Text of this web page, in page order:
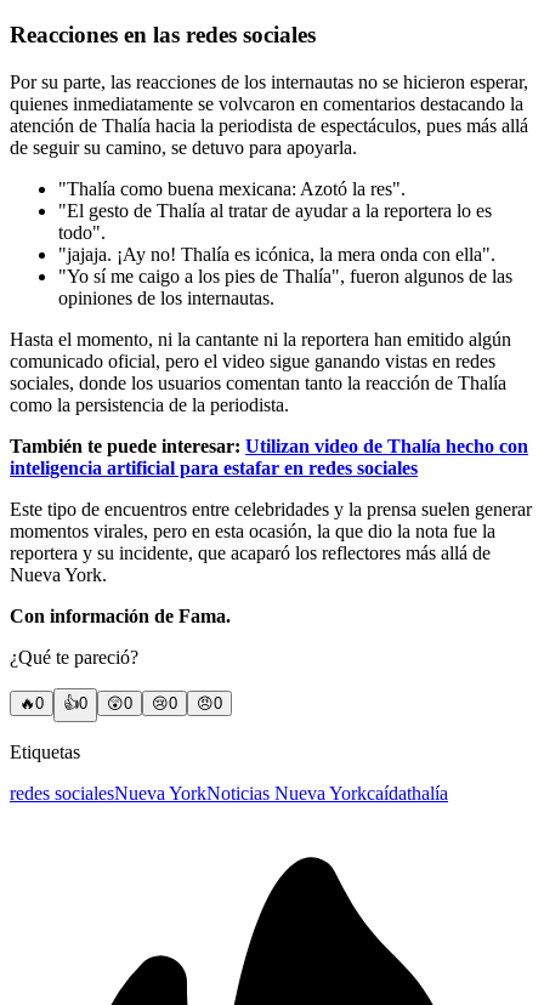
Reacciones en las redes sociales
Por su parte, las reacciones de los internautas no se hicieron esperar,
quienes inmediatamente se volvcaron en comentarios destacando la
atención de Thalía hacia la periodista de espectáculos, pues más allá
de seguir su camino, se detuvo para apoyarla.
"Thalía como buena mexicana: Azotó la res".
"El gesto de Thalía al tratar de ayudar a la reportera lo es
todo".
"jajaja. ¡Ay no! Thalía es icónica, la mera onda con ella".
"Yo sí me caigo a los pies de Thalía", fueron algunos de las
opiniones de los internautas.
Hasta el momento, ni la cantante ni la reportera han emitido algún
comunicado oficial, pero el video sigue ganando vistas en redes
sociales, donde los usuarios comentan tanto la reacción de Thalía
como la persistencia de la periodista.
También te puede interesar: Utilizan video de Thalía hecho con
inteligencia artificial para estafar en redes sociales
Este tipo de encuentros entre celebridades y la prensa suelen generar
momentos virales, pero en esta ocasión, la que dio la nota fue la
reportera y su incidente, que acaparó los reflectores más allá de
Nueva York.
Con información de Fama.
¿Qué te pareció?
🔥0 👍0 😲0 😢0 😠0
Etiquetas
redes socialesNueva YorkNoticias Nueva Yorkcaídathalía